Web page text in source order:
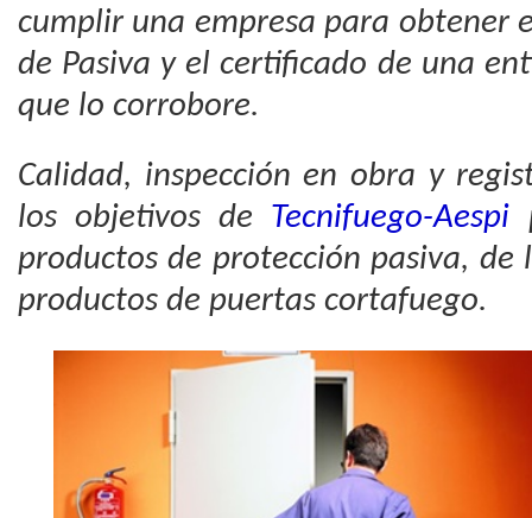
cumplir una empresa para obtener
de Pasiva y el certificado de una
que lo corrobore.
Calidad, inspección en obra y
los objetivos de Tecnifuego-Aespi
productos de protección pasiva,
productos de puertas cortafuego.